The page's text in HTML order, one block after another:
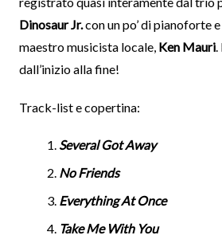
Dinosaur Jr.con un po’ di pianoforte
maestro musicista locale, Ken Mauri.
dall’inizio alla fine!
Track-list e copertina:
Several Got Away
No Friends
Everything At Once
Take Me With You